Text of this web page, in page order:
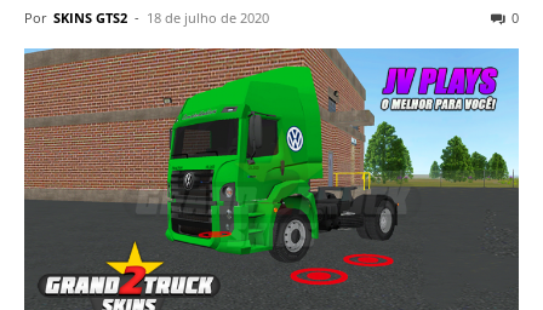
Por SKINS GTS2 - 18 de julho de 2020 0